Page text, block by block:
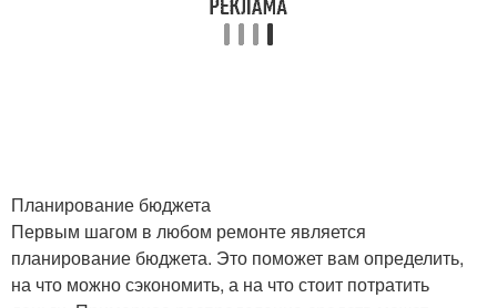
Планирование бюджета
Первым шагом в любом ремонте является
планирование бюджета. Это поможет вам определить,
на что можно сэкономить, а на что стоит потратить